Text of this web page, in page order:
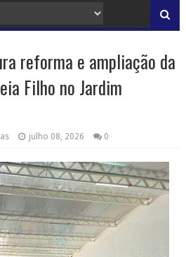
reforma e ampliação da
Filho no Jardim
julho 08, 2026 0